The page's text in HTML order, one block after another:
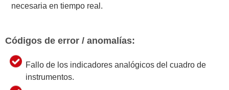
necesaria en tiempo real.
Códigos de error / anomalías:
Fallo de los indicadores analógicos del cuadro de
instrumentos.